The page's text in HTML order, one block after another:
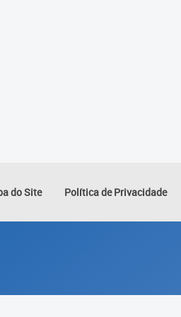
do Site Política de Privacidade